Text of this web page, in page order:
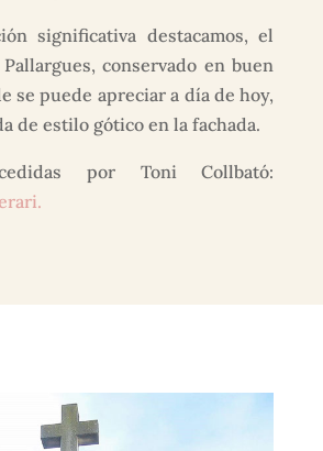
significativa destacamos, el
conservado en buen
se puede apreciar a día de hoy,
de estilo gótico en la fachada.
por Toni Collbató: